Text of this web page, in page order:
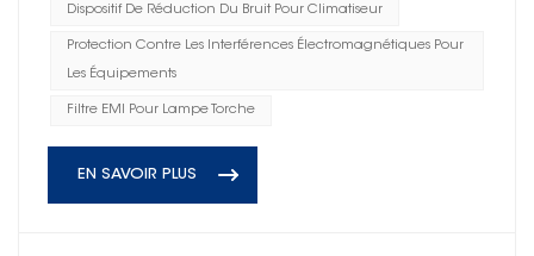
Dispositif De Réduction Du Bruit Pour Climatiseur
Protection Contre Les Interférences Électromagnétiques Pour
Les Équipements
Filtre EMI Pour Lampe Torche
EN SAVOIR PLUS